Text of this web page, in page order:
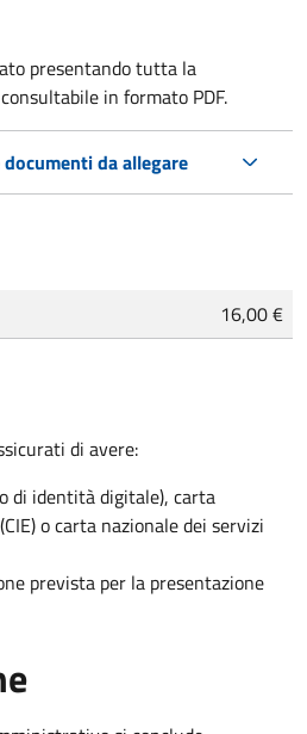
presentando tutta la
in formato PDF.
da allegare
16,00 €
di avere:
di identità digitale), carta
o carta nazionale dei servizi
prevista per la presentazione